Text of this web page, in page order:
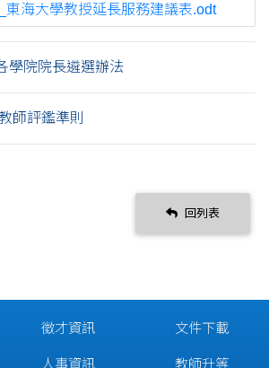
東海大學教授延長服務建議表.odt
學院院長遴選辦法
師評鑑準則
回列表
徵才資訊
人事資訊
文件下載
教師升等